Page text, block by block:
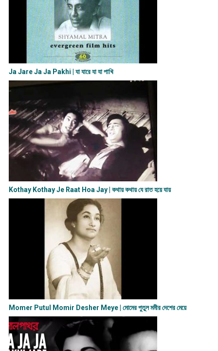
Ja Jare Ja Ja Pakhi | যা যারে যা যা পাখি
Kothay Kothay Je Raat Hoa Jay | কথায় কথায় যে রাত হয়ে যায়
Momer Putul Momir Desher Meye | মোমের পুতুল মমীর দেশের মেয়ে